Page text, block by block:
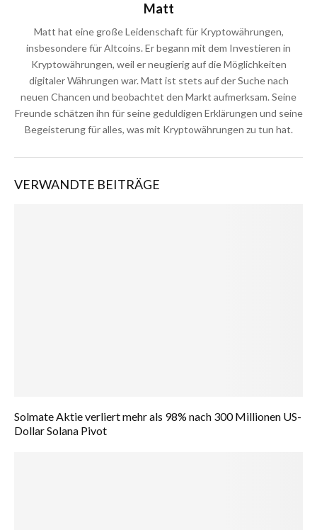
Matt
Matt hat eine große Leidenschaft für Kryptowährungen,
insbesondere für Altcoins. Er begann mit dem Investieren in
Kryptowährungen, weil er neugierig auf die Möglichkeiten
digitaler Währungen war. Matt ist stets auf der Suche nach
neuen Chancen und beobachtet den Markt aufmerksam. Seine
Freunde schätzen ihn für seine geduldigen Erklärungen und seine
Begeisterung für alles, was mit Kryptowährungen zu tun hat.
VERWANDTE BEITRÄGE
Solmate Aktie verliert mehr als 98% nach 300 Millionen US-
Dollar Solana Pivot